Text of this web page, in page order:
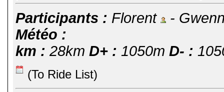
Participants : Florent
-
Météo :
km : 28km D+ : 1050m D- :
(To Ride List)